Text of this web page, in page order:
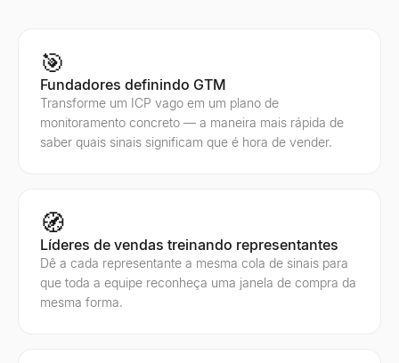
🎯
Fundadores definindo GTM
Transforme um ICP vago em um plano de
monitoramento concreto — a maneira mais rápida de
saber quais sinais significam que é hora de vender.
🧭
Líderes de vendas treinando representantes
Dê a cada representante a mesma cola de sinais para
que toda a equipe reconheça uma janela de compra da
mesma forma.